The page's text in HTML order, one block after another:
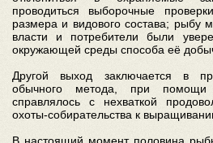
проводиться выборочные
размера и видового состава; рыбу
власти и потребители были
окружающей среды способа её
Другой выход заключается в
обычного метода, при помощи
справлялось с нехваткой
охоты-собирательства к